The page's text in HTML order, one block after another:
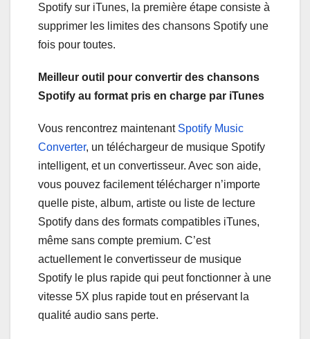
Spotify sur iTunes, la première étape consiste à
supprimer les limites des chansons Spotify une
fois pour toutes.
Meilleur outil pour convertir des chansons
Spotify au format pris en charge par iTunes
Vous rencontrez maintenant Spotify Music
Converter, un téléchargeur de musique Spotify
intelligent, et un convertisseur. Avec son aide,
vous pouvez facilement télécharger n’importe
quelle piste, album, artiste ou liste de lecture
Spotify dans des formats compatibles iTunes,
même sans compte premium. C’est
actuellement le convertisseur de musique
Spotify le plus rapide qui peut fonctionner à une
vitesse 5X plus rapide tout en préservant la
qualité audio sans perte.